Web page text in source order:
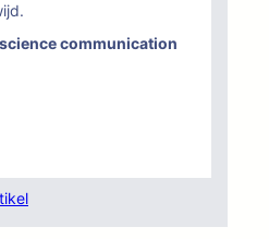
communication